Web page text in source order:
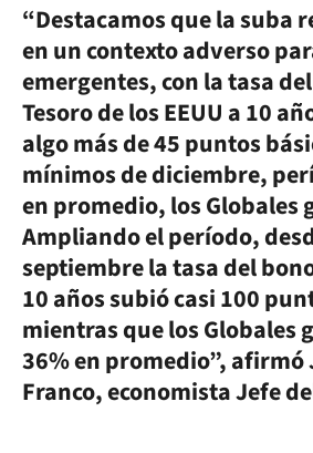
“Destacamos que la suba
en un contexto adverso
emergentes, con la tasa
Tesoro de los EEUU a 10
algo más de 45 puntos
mínimos de diciembre,
en promedio, los Globales
Ampliando el período,
septiembre la tasa del
10 años subió casi 100
mientras que los Globales
36% en promedio”, afirmó
Franco, economista Jefe